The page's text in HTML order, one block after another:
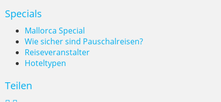
Specials
Mallorca Special
Wie sicher sind Pauschalreisen?
Reiseveranstalter
Hoteltypen
Teilen